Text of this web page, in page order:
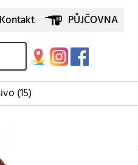
Kontakt PŮJČOVNA
(15)